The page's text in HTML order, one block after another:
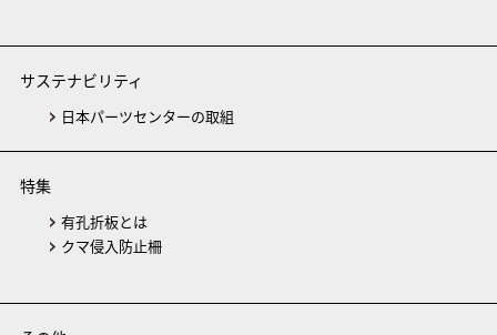
サステナビリティ
日本パーツセンターの取組
特集
有孔折板とは
クマ侵入防止柵